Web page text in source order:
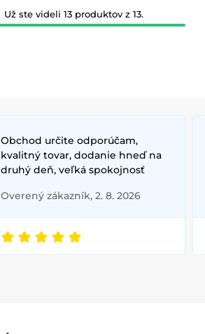
Už ste videli 13 produktov z 13.
Obchod určite odporúčam,
kvalitný tovar, dodanie hneď na
druhý deň, veľká spokojnosť
Overený zákazník, 2. 8. 2026